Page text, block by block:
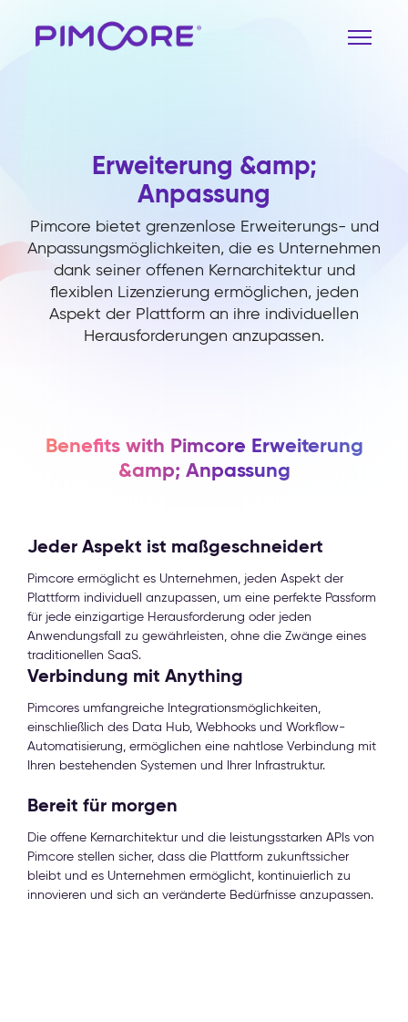
Erweiterung &amp;
Anpassung
Pimcore bietet grenzenlose Erweiterungs- und
Anpassungsmöglichkeiten, die es Unternehmen
dank seiner offenen Kernarchitektur und
flexiblen Lizenzierung ermöglichen, jeden
Aspekt der Plattform an ihre individuellen
Herausforderungen anzupassen.
Benefits with Pimcore Erweiterung
&amp; Anpassung
Jeder Aspekt ist maßgeschneidert
Pimcore ermöglicht es Unternehmen, jeden Aspekt der
Plattform individuell anzupassen, um eine perfekte Passform
für jede einzigartige Herausforderung oder jeden
Anwendungsfall zu gewährleisten, ohne die Zwänge eines
traditionellen SaaS.
Verbindung mit Anything
Pimcores umfangreiche Integrationsmöglichkeiten,
einschließlich des Data Hub, Webhooks und Workflow-
Automatisierung, ermöglichen eine nahtlose Verbindung mit
Ihren bestehenden Systemen und Ihrer Infrastruktur.
Bereit für morgen
Die offene Kernarchitektur und die leistungsstarken APIs von
Pimcore stellen sicher, dass die Plattform zukunftssicher
bleibt und es Unternehmen ermöglicht, kontinuierlich zu
innovieren und sich an veränderte Bedürfnisse anzupassen.